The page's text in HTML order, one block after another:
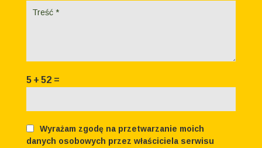
5 + 52 =
Wyrażam zgodę na przetwarzanie moich
danych osobowych przez właściciela serwisu